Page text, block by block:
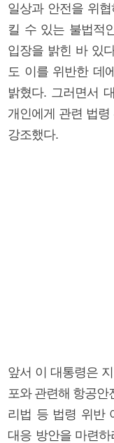
일상과 안전을 위
킬 수 있는 불법적
입장을 밝힌 바 있
도 이를 위반한 데
밝혔다. 그러면서
개인에게 관련 법
강조했다.
앞서 이 대통령은
포와 관련해 항공안
리법 등 법령 위반
대응 방안을 마련